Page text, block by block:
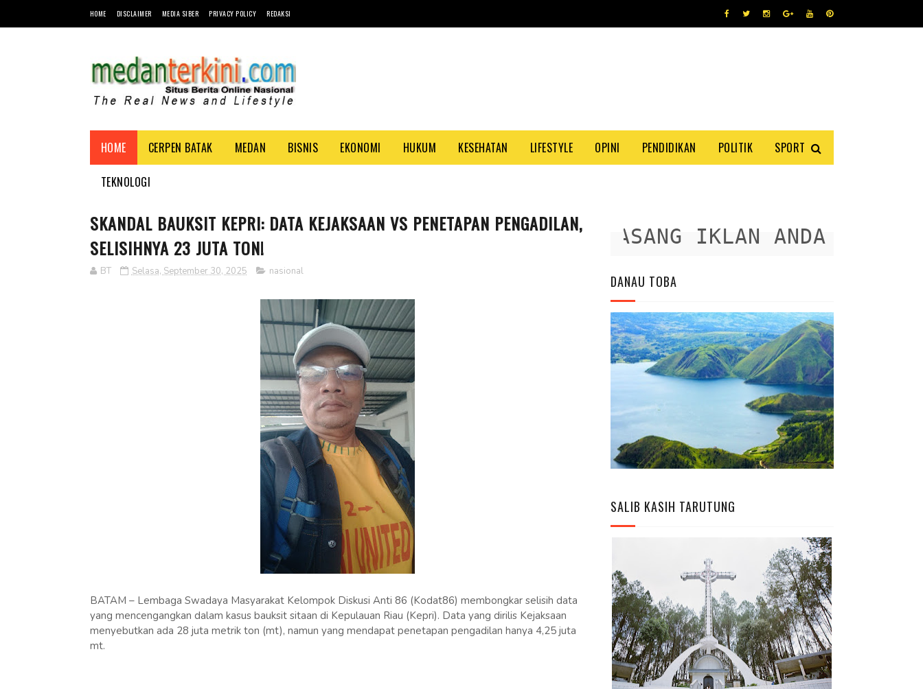
HOME DISCLAIMER MEDIA SIBER PRIVACY POLICY REDAKSI
HOME CERPEN BATAK MEDAN BISNIS EKONOMI HUKUM KESEHATAN LIFESTYLE OPINI PENDIDIKAN POLITIK SPORT
TEKNOLOGI
SKANDAL BAUKSIT KEPRI: DATA KEJAKSAAN VS PENETAPAN PENGADILAN,
SELISIHNYA 23 JUTA TON!
BT Selasa, September 30, 2025 nasional
BATAM – Lembaga Swadaya Masyarakat Kelompok Diskusi Anti 86 (Kodat86) membongkar selisih data
yang mencengangkan dalam kasus bauksit sitaan di Kepulauan Riau (Kepri). Data yang dirilis Kejaksaan
menyebutkan ada 28 juta metrik ton (mt), namun yang mendapat penetapan pengadilan hanya 4,25 juta
mt.
PASANG IKLAN ANDA DISINI
DANAU TOBA
SALIB KASIH TARUTUNG